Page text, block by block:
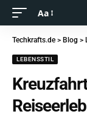
Aa
Techkrafts.de > Blog >
LEBENSSTIL